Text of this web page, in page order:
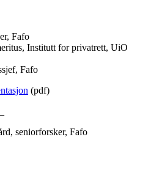
Fafo
Institutt for privatrett, UiO
Fafo
(pdf)
seniorforsker, Fafo